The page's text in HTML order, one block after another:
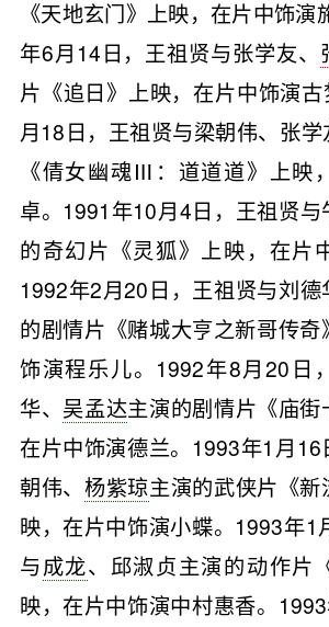
《天地玄门》上映，在片中饰演
年6月14日，王祖贤与张学友、
片《追日》上映，在片中饰演
月18日，王祖贤与梁朝伟、张
《倩女幽魂Ⅲ：道道道》上映
卓。1991年10月4日，王祖贤与
的奇幻片《灵狐》上映，在片
1992年2月20日，王祖贤与刘德
的剧情片《赌城大亨之新哥传
饰演程乐儿。1992年8月20日
华、 吴孟达主演的剧情片《庙街
在片中饰演德兰。1993年1月16
朝伟、 杨紫琼主演的武侠片《
映，在片中饰演小蝶。1993年1
与成龙、邱淑贞主演的动作片
映，在片中饰演中村惠香。